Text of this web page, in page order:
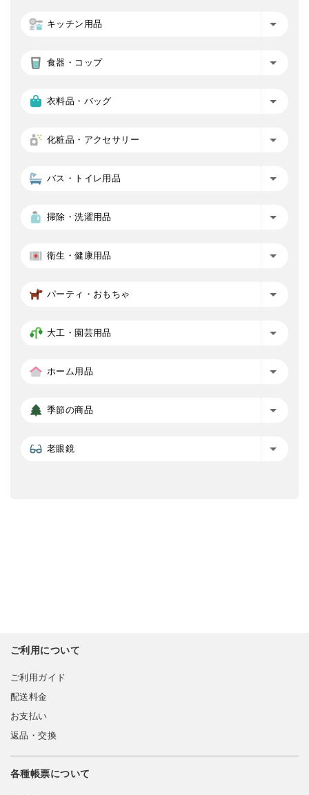
キッチン用品
食器・コップ
衣料品・バッグ
化粧品・アクセサリー
バス・トイレ用品
掃除・洗濯用品
衛生・健康用品
パーティ・おもちゃ
大工・園芸用品
ホーム用品
季節の商品
老眼鏡
ご利用について
ご利用ガイド
配送料金
お支払い
返品・交換
各種帳票について